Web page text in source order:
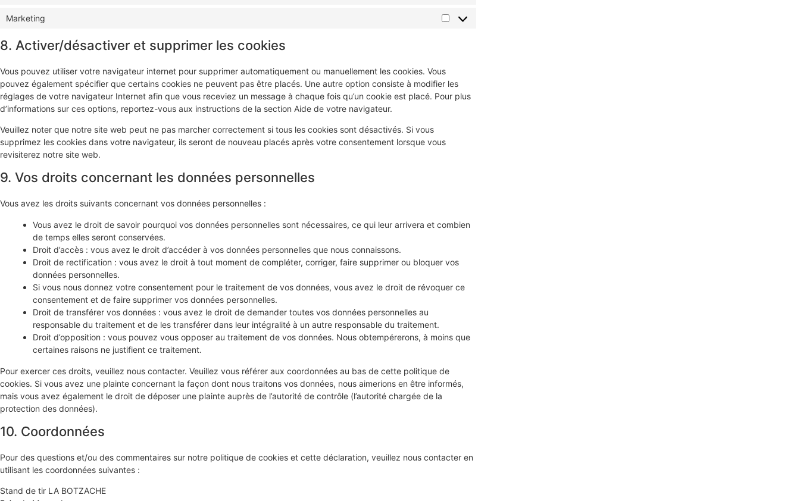
Marketing
8. Activer/désactiver et supprimer les cookies
Vous pouvez utiliser votre navigateur internet pour supprimer automatiquement ou manuellement les cookies. Vous
pouvez également spécifier que certains cookies ne peuvent pas être placés. Une autre option consiste à modifier les
réglages de votre navigateur Internet afin que vous receviez un message à chaque fois qu’un cookie est placé. Pour plus
d’informations sur ces options, reportez-vous aux instructions de la section Aide de votre navigateur.
Veuillez noter que notre site web peut ne pas marcher correctement si tous les cookies sont désactivés. Si vous
supprimez les cookies dans votre navigateur, ils seront de nouveau placés après votre consentement lorsque vous
revisiterez notre site web.
9. Vos droits concernant les données personnelles
Vous avez les droits suivants concernant vos données personnelles :
Vous avez le droit de savoir pourquoi vos données personnelles sont nécessaires, ce qui leur arrivera et combien
de temps elles seront conservées.
Droit d’accès : vous avez le droit d’accéder à vos données personnelles que nous connaissons.
Droit de rectification : vous avez le droit à tout moment de compléter, corriger, faire supprimer ou bloquer vos
données personnelles.
Si vous nous donnez votre consentement pour le traitement de vos données, vous avez le droit de révoquer ce
consentement et de faire supprimer vos données personnelles.
Droit de transférer vos données : vous avez le droit de demander toutes vos données personnelles au
responsable du traitement et de les transférer dans leur intégralité à un autre responsable du traitement.
Droit d’opposition : vous pouvez vous opposer au traitement de vos données. Nous obtempérerons, à moins que
certaines raisons ne justifient ce traitement.
Pour exercer ces droits, veuillez nous contacter. Veuillez vous référer aux coordonnées au bas de cette politique de
cookies. Si vous avez une plainte concernant la façon dont nous traitons vos données, nous aimerions en être informés,
mais vous avez également le droit de déposer une plainte auprès de l’autorité de contrôle (l’autorité chargée de la
protection des données).
10. Coordonnées
Pour des questions et/ou des commentaires sur notre politique de cookies et cette déclaration, veuillez nous contacter en
utilisant les coordonnées suivantes :
Stand de tir LA BOTZACHE